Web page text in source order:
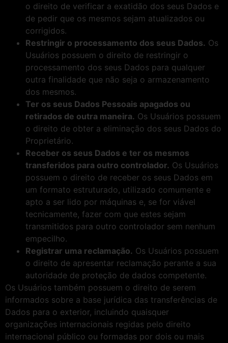
o direito de verificar a exatidão dos seus Dados e
de pedir que os mesmos sejam atualizados ou
corrigidos.
Restringir o processamento dos seus Dados. Os
Usuários possuem o direito de restringir o
processamento dos seus Dados para qualquer
outra finalidade que não seja o armazenamento
dos mesmos.
Ter os seus Dados Pessoais apagados ou
retirados de outra maneira. Os Usuários possuem
o direito de obter a eliminação dos seus Dados do
Proprietário.
Receber os seus Dados e ter os mesmos
transferidos para outro controlador. Os Usuários
possuem o direito de receber os seus Dados em
um formato estruturado, utilizado comumente e
apto a ser lido por máquinas e, se for viável
tecnicamente, fazer com que estes sejam
transmitidos para outro controlador sem nenhum
empecilho.
Registrar uma reclamação. Os Usuários possuem
o direito de apresentar reclamação perante a sua
autoridade de proteção de dados competente.
Os Usuários também possuem o direito de serem
informados sobre a base jurídica das transferências de
Dados para o exterior, incluindo quaisquer
organizações internacionais regidas pelo direito
internacional público ou formadas por dois ou mais